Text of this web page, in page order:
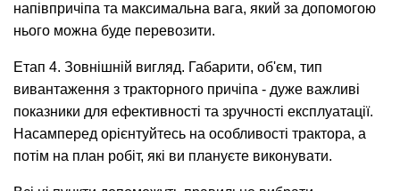
напівпричіпа та максимальна вага, який за допомогою
нього можна буде перевозити.
Етап 4. Зовнішній вигляд. Габарити, об'єм, тип
вивантаження з тракторного причіпа - дуже важливі
показники для ефективності та зручності експлуатації.
Насамперед орієнтуйтесь на особливості трактора, а
потім на план робіт, які ви плануєте виконувати.